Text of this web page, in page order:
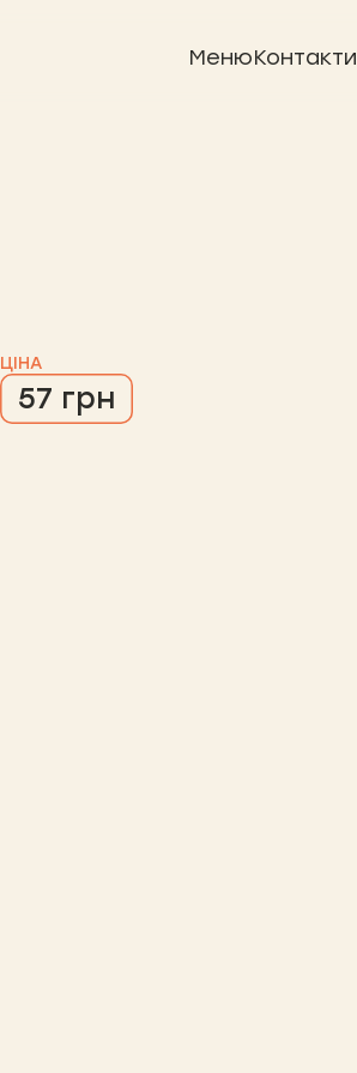
МенюКонтакти
ЦІНА
57 грн